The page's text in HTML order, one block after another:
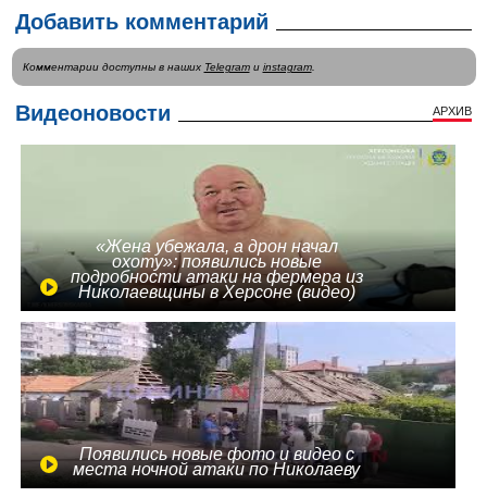
Добавить комментарий
Комментарии доступны в наших Telegramи instagram.
Видеоновости АРХИВ
«Жена убежала, а дрон начал
охоту»: появились новые
подробности атаки на фермера из
Николаевщины в Херсоне (видео)
Появились новые фото и видео с
места ночной атаки по Николаеву